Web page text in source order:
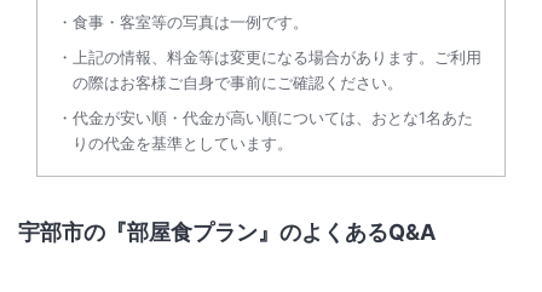
食事・客室等の写真は一例です。
上記の情報、料金等は変更になる場合があります。ご利用
の際はお客様ご自身で事前にご確認ください。
代金が安い順・代金が高い順については、おとな1名あた
りの代金を基準としています。
宇部市の『部屋食プラン』のよくあるQ&A